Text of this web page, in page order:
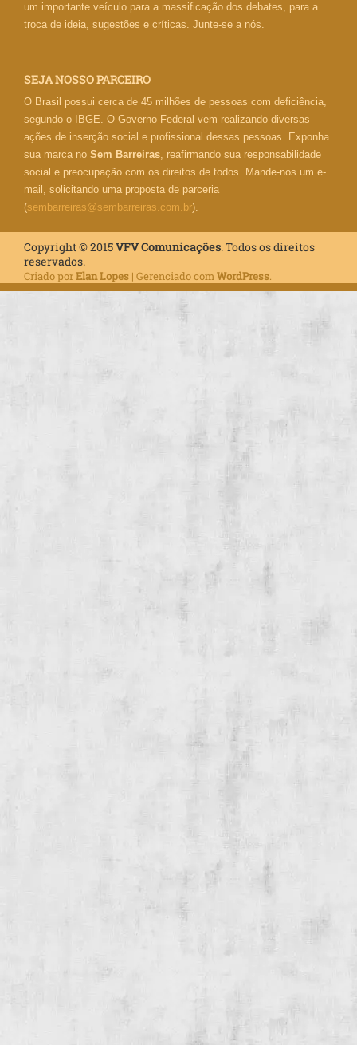
um importante veículo para a massificação dos debates, para a
troca de ideia, sugestões e críticas. Junte-se a nós.
SEJA NOSSO PARCEIRO
O Brasil possui cerca de 45 milhões de pessoas com deficiência,
segundo o IBGE. O Governo Federal vem realizando diversas
ações de inserção social e profissional dessas pessoas. Exponha
sua marca no Sem Barreiras, reafirmando sua responsabilidade
social e preocupação com os direitos de todos. Mande-nos um e-
mail, solicitando uma proposta de parceria
(sembarreiras@sembarreiras.com.br).
Copyright © 2015VFV Comunicações. Todos os direitos
reservados.
Criado porElan Lopes | Gerenciado comWordPress.